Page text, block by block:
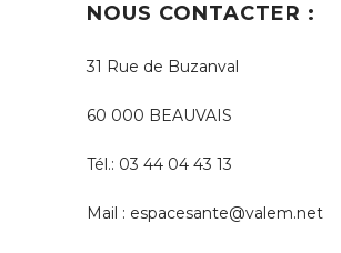
NOUS CONTACTER :
31 Rue de Buzanval
60 000 BEAUVAIS
Tél.: 03 44 04 43 13
Mail : espacesante@valem.net